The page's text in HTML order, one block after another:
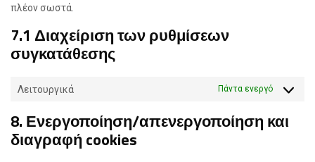
πλέον σωστά.
7.1 Διαχείριση των ρυθμίσεων
συγκατάθεσης
Λειτουργικά Πάντα ενεργό
8. Ενεργοποίηση/απενεργοποίηση και
διαγραφή cookies
Γράψτε το μήνυμά σας
ρ
ο
ο
Π
ο
Όροι και Προϋποθέσεις
καταστήματος.
Αποστολή